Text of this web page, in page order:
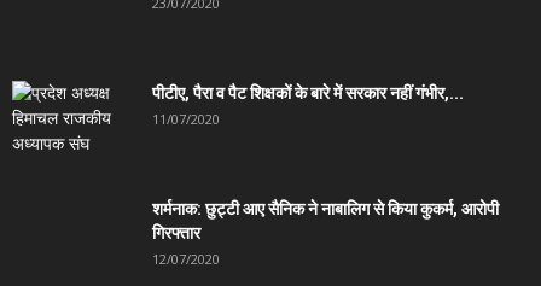
पीटीए, पैरा व पैट शिक्षकों के बारे में सरकार नहीं गंभीर,...
11/07/2020
शर्मनाक: छुट्टी आए सैनिक ने नाबालिग से किया कुकर्म, आरोपी
गिरफ्तार
12/07/2020